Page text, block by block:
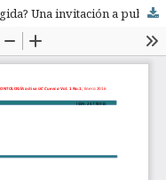
¿Por qué esta revista, a quién va dirigida? Una invitación a publicar